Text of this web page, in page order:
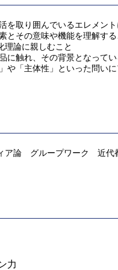
を取り囲んでいるエレメン
とその意味や機能を理解する
論に親しむこと
に触れ、その背景となって
や「主体性」といった問い
論 グループワーク 近代
力